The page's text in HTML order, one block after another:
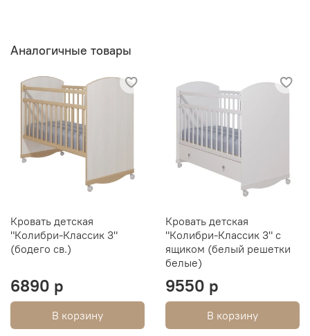
Аналогичные товары
Кровать детская
"Колибри-Классик 3"
(бодего св.)
6890 р
В корзину
Кровать детская
"Колибри-Классик 3" с
ящиком (белый решетки
белые)
9550 р
В корзину